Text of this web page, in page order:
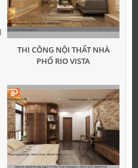
THI CÔNG NỘI THẤT NHÀ
PHỐ RIO VISTA